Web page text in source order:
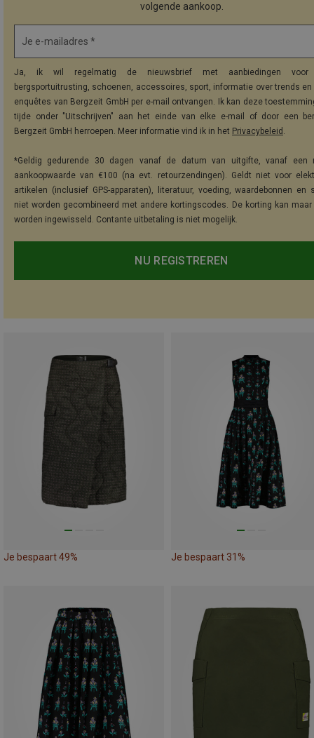
volgende aankoop.
Je e-mailadres *
Ja, ik wil regelmatig de nieuwsbrief met aanbiedingen voor
bergsportuitrusting, schoenen, accessoires, sport, informatie over trends
enquêtes van Bergzeit GmbH per e-mail ontvangen. Ik kan deze
tijde onder "Uitschrijven" aan het einde van elke e-mail of door een
Bergzeit GmbH herroepen. Meer informatie vind ik in het Privacybeleid .
*Geldig gedurende 30 dagen vanaf de datum van uitgifte, vanaf een
aankoopwaarde van €100 (na evt. retourzendingen). Geldt niet voor
artikelen (inclusief GPS-apparaten), literatuur, voeding, waardebonnen en
niet worden gecombineerd met andere kortingscodes. De korting kan maar
worden ingewisseld. Contante uitbetaling is niet mogelijk.
NU REGISTREREN
Je bespaart 49% Je bespaart 31%